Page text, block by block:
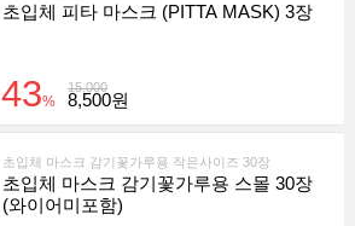
초입체 피타 마스크 (PITTA MASK) 3장
15,000
43% 8,500원
초입체 마스크 감기꽃가루용 작은사이즈 30장
초입체 마스크 감기꽃가루용 스몰 30장
(와이어미포함)